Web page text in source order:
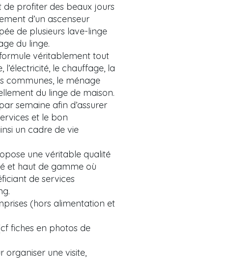
de profiter des beaux jours
d’un ascenseur
de plusieurs lave-linge
du linge.
véritablement tout
l’électricité, le chauffage, la
communes, le ménage
du linge de maison.
semaine afin d’assurer
et le bon
un cadre de vie
une véritable qualité
et haut de gamme où
de services
(hors alimentation et
fiches en photos de
une visite,